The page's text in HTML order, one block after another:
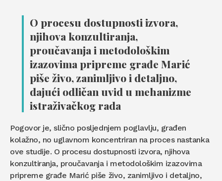
O procesu dostupnosti izvora,
njihova konzultiranja,
proučavanja i metodološkim
izazovima pripreme građe Marić
piše živo, zanimljivo i detaljno,
dajući odličan uvid u mehanizme
istraživačkog rada
Pogovor je, slično posljednjem poglavlju, građen
kolažno, no uglavnom koncentriran na proces nastanka
ove studije. O procesu dostupnosti izvora, njihova
konzultiranja, proučavanja i metodološkim izazovima
pripreme građe Marić piše živo, zanimljivo i detaljno,